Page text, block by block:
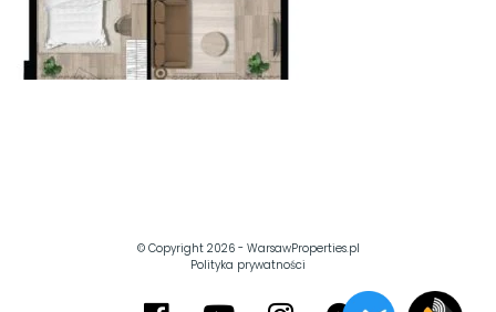
© Copyright 2026 - WarsawProperties.pl
Polityka prywatności